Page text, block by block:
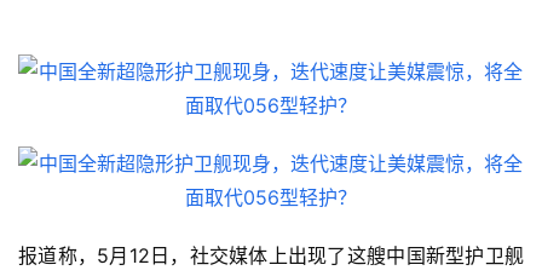
报道称，5月12日，社交媒体上出现了这艘中国新型护卫舰